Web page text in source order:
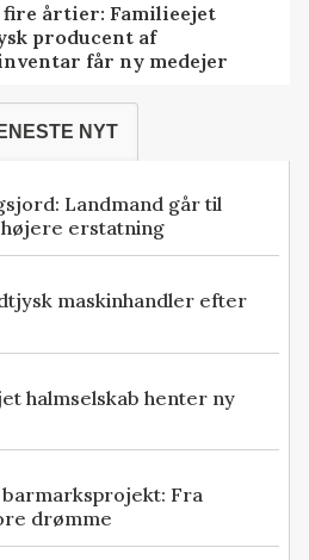
årtier: Familieejet
producent af
får ny medejer
NYT
Landmand går til
erstatning
maskinhandler efter
halmselskab henter ny
Fra
drømme